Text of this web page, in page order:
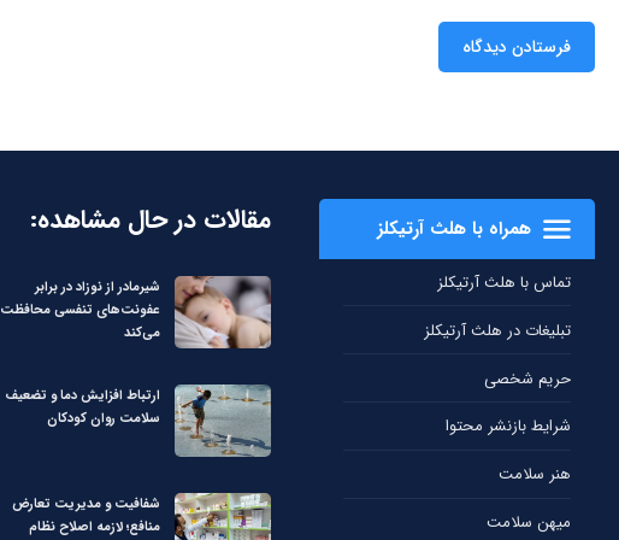
همراه با هلث آرتیکلز
تماس با هلث آرتیکلز
تبلیغات در هلث آرتیکلز
حریم شخصی
شرایط بازنشر محتوا
هنر سلامت
میهن سلامت
مقالات در حال مشاهده:
شیرمادر از نوزاد در برابر
عفونت‌های تنفسی محافظت
می‌کند
ارتباط افزایش دما و تضعیف
سلامت روان کودکان
شفافیت و مدیریت تعارض
منافع؛ لازمه اصلاح نظام